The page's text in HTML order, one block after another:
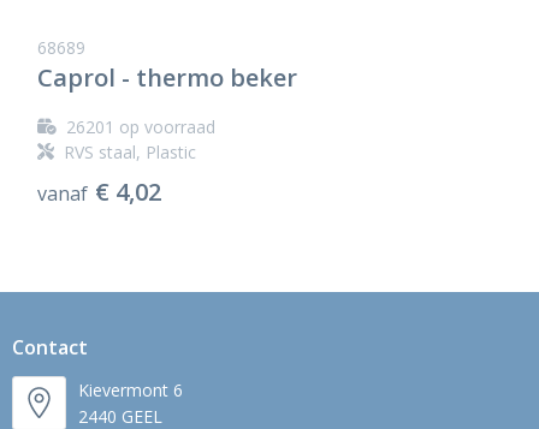
68689
Caprol - thermo beker
26201 op voorraad
RVS staal, Plastic
vanaf € 4,02
Contact
Kievermont 6
2440 GEEL